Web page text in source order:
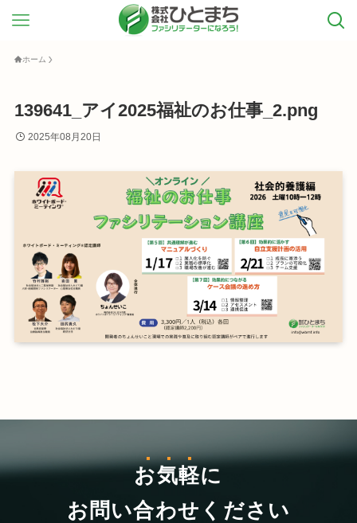
ホーム
139641_アイ2025福祉のお仕事_2.png
2025年08月20日
お気軽に
お問い合わせください